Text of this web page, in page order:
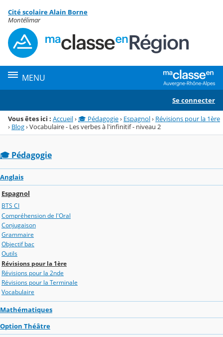
Menu de la rubrique
Contenu
Cité scolaire Alain Borne
Montélimar
MENU
Se connecter
Vous êtes ici : Accueil› 🎓 Pédagogie› Espagnol› Révisions pour la 1ère
› Blog›Vocabulaire - Les verbes à l'infinitif - niveau 2
🎓 Pédagogie
Anglais
Espagnol
BTS CI
Compréhension de l'Oral
Conjugaison
Grammaire
Objectif bac
Outils
Révisions pour la 1ère
Révisions pour la 2nde
Révisions pour la Terminale
Vocabulaire
Mathématiques
Option Théâtre